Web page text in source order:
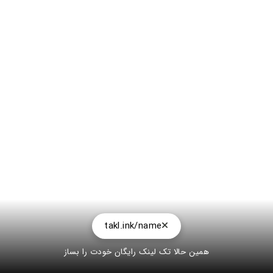
takl.ink/name
همین حالا تک لینک رایگان خودت را بساز